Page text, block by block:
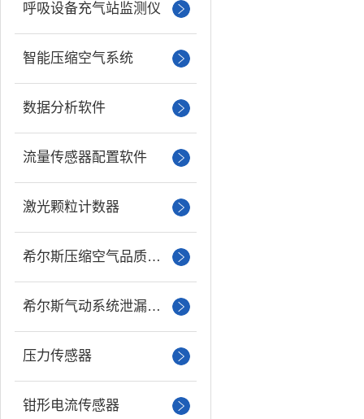
呼吸设备充气站监测仪
智能压缩空气系统
数据分析软件
流量传感器配置软件
激光颗粒计数器
希尔斯压缩空气品质分析仪
希尔斯气动系统泄漏检测仪
压力传感器
钳形电流传感器